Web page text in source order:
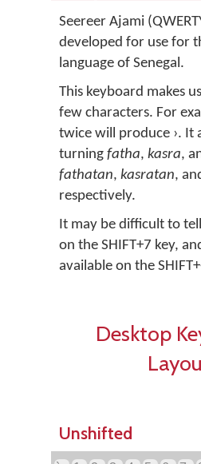
Seereer Ajami
developed for use for
language of Senegal.
This keyboard makes
few characters. For
twice will produce ›. It
turning fatha, kasra,
fathatan, kasratan,
respectively.
It may be difficult to
on the SHIFT+7 key,
available on the
Desktop
Unshifted